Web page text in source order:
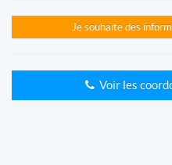
Je souhaite des
Voir les